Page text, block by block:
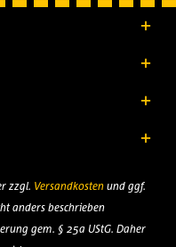
zzgl. Versandkostenund ggf.
anders beschrieben
gem. § 25a UStG. Daher